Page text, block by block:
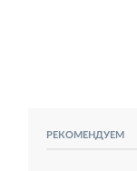
РЕКОМЕНДУЕМ